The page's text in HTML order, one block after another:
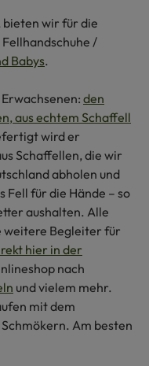
bieten wir für die
/
Babys.
den
aus echtem Schaffell
wird er
Schaffellen, die wir
abholen und
für die Hände – so
aushalten. Alle
weitere Begleiter für
hier in der
nach
und vielem mehr.
mit dem
Schmökern. Am besten